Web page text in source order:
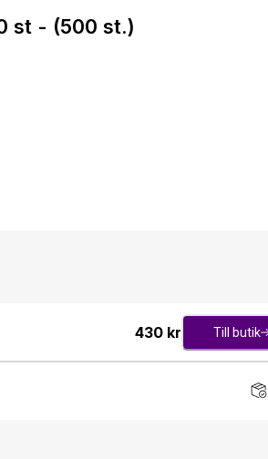
st - (500 st.)
430 kr Till butik